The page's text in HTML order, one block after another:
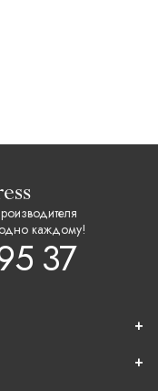
каждому!
37